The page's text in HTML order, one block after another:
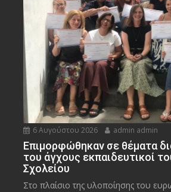
6 Αυγούστου 2026 admin admin
Eπιμορφώθηκαν σε θέματα
του άγχους εκπαιδευτικοί
Σχολείου
Στο πλαίσιο της υλοποίησης του